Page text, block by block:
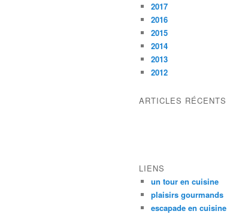
2017
2016
2015
2014
2013
2012
ARTICLES RÉCENTS
LIENS
un tour en cuisine
plaisirs gourmands
escapade en cuisine